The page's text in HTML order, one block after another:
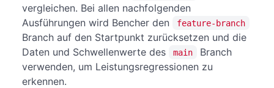
vergleichen. Bei allen nachfolgenden
Ausführungen wird Bencher den
feature-branch
Branch auf den Startpunkt zurücksetzen und die
Daten und Schwellenwerte des
main
Branch
verwenden, um Leistungsregressionen zu
erkennen.